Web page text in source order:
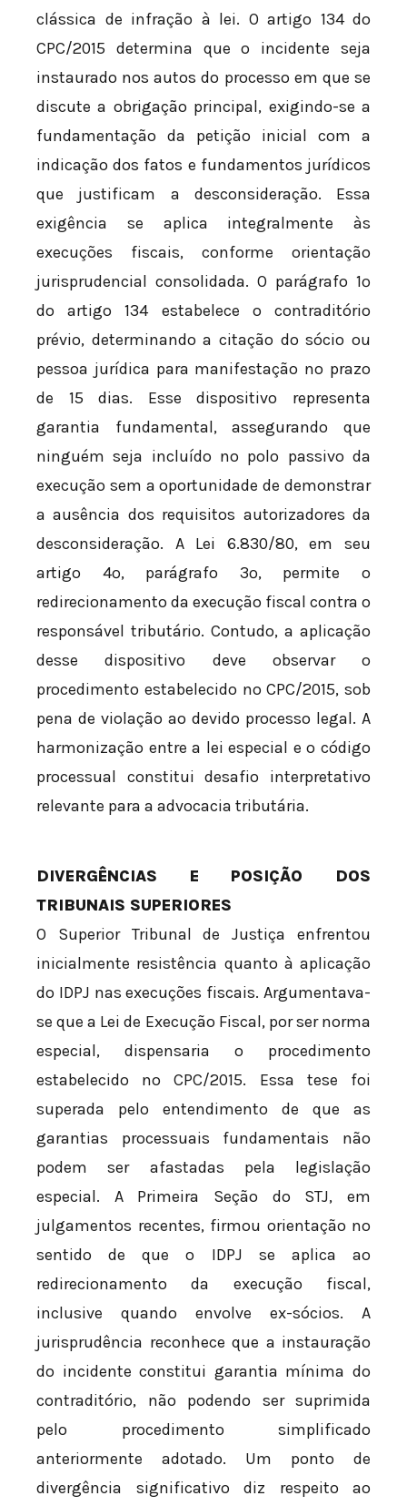
clássica de infração à lei. O artigo 134 do
CPC/2015 determina que o incidente seja
instaurado nos autos do processo em que se
discute a obrigação principal, exigindo-se a
fundamentação da petição inicial com a
indicação dos fatos e fundamentos jurídicos
que justificam a desconsideração. Essa
exigência se aplica integralmente às
execuções fiscais, conforme orientação
jurisprudencial consolidada. O parágrafo 1º
do artigo 134 estabelece o contraditório
prévio, determinando a citação do sócio ou
pessoa jurídica para manifestação no prazo
de 15 dias. Esse dispositivo representa
garantia fundamental, assegurando que
ninguém seja incluído no polo passivo da
execução sem a oportunidade de demonstrar
a ausência dos requisitos autorizadores da
desconsideração. A Lei 6.830/80, em seu
artigo 4º, parágrafo 3º, permite o
redirecionamento da execução fiscal contra o
responsável tributário. Contudo, a aplicação
desse dispositivo deve observar o
procedimento estabelecido no CPC/2015, sob
pena de violação ao devido processo legal. A
harmonização entre a lei especial e o código
processual constitui desafio interpretativo
relevante para a advocacia tributária.
DIVERGÊNCIAS E POSIÇÃO DOS
TRIBUNAIS SUPERIORES
O Superior Tribunal de Justiça enfrentou
inicialmente resistência quanto à aplicação
do IDPJ nas execuções fiscais. Argumentava-
se que a Lei de Execução Fiscal, por ser norma
especial, dispensaria o procedimento
estabelecido no CPC/2015. Essa tese foi
superada pelo entendimento de que as
garantias processuais fundamentais não
podem ser afastadas pela legislação
especial. A Primeira Seção do STJ, em
julgamentos recentes, firmou orientação no
sentido de que o IDPJ se aplica ao
redirecionamento da execução fiscal,
inclusive quando envolve ex-sócios. A
jurisprudência reconhece que a instauração
do incidente constitui garantia mínima do
contraditório, não podendo ser suprimida
pelo procedimento simplificado
anteriormente adotado. Um ponto de
divergência significativo diz respeito ao